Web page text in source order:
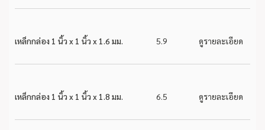
เหล็กกล่อง 1 นิ้ว x 1 นิ้ว x 1.6 มม. 5.9 ดูรายละเอียด
เหล็กกล่อง 1 นิ้ว x 1 นิ้ว x 1.8 มม. 6.5 ดูรายละเอียด